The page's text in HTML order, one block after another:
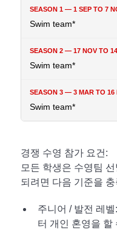
Swim team*
Swim team*
Swim team*
경쟁 수영 참가 요건:
모든 학생은 수영팀
되려면 다음 기준을
주니어 / 발전 레
터 개인 혼영을 할